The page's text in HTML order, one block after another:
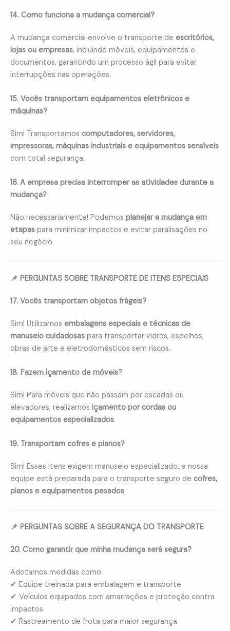
14. Como funciona a mudança comercial?
A mudança comercial envolve o transporte de escritórios,
lojas ou empresas, incluindo móveis, equipamentos e
documentos, garantindo um processo ágil para evitar
interrupções nas operações.
15. Vocês transportam equipamentos eletrônicos e
máquinas?
Sim! Transportamos computadores, servidores,
impressoras, máquinas industriais e equipamentos sensíveis
com total segurança.
16. A empresa precisa interromper as atividades durante a
mudança?
Não necessariamente! Podemos planejar a mudança em
etapas para minimizar impactos e evitar paralisações no
seu negócio.
📌 PERGUNTAS SOBRE TRANSPORTE DE ITENS ESPECIAIS
17. Vocês transportam objetos frágeis?
Sim! Utilizamos embalagens especiais e técnicas de
manuseio cuidadosas para transportar vidros, espelhos,
obras de arte e eletrodomésticos sem riscos.
18. Fazem içamento de móveis?
Sim! Para móveis que não passam por escadas ou
elevadores, realizamos içamento por cordas ou
equipamentos especializados.
19. Transportam cofres e pianos?
Sim! Esses itens exigem manuseio especializado, e nossa
equipe está preparada para o transporte seguro de cofres,
pianos e equipamentos pesados.
📌 PERGUNTAS SOBRE A SEGURANÇA DO TRANSPORTE
20. Como garantir que minha mudança será segura?
Adotamos medidas como:
✔ Equipe treinada para embalagem e transporte
✔ Veículos equipados com amarrações e proteção contra
impactos
✔ Rastreamento de frota para maior segurança